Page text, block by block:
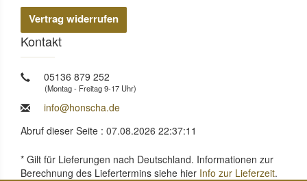
Vertrag widerrufen
Kontakt
05136 879 252
(Montag - Freitag 9-17 Uhr)
info@honscha.de
Abruf dieser Seite : 07.08.2026 22:37:11
* Gilt für Lieferungen nach Deutschland. Informationen zur
Berechnung des Liefertermins siehe hier Info zur Lieferzeit.